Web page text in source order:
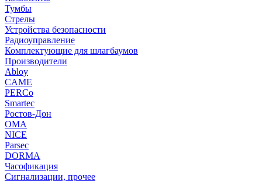
Тумбы
Стрелы
Устройства безопасности
Радиоуправление
Комплектующие для шлагбаумов
Производители
Abloy
CAME
PERCo
Smartec
Ростов-Дон
ОМА
NICE
Parsec
DORMA
Часофикация
Сигнализации, прочее